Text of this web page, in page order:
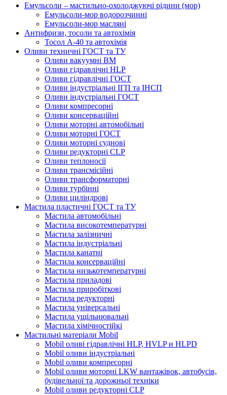
Емульсоли – мастильно-охолоджуючі рідини (мор)
Емульсоли-мор водорозчинні
Емульсоли-мор масляні
Антифризи, тосоли та автохімія
Тосол А-40 та автохімія
Оливи техничні ГОСТ та ТУ
Оливи вакуумні ВМ
Оливи гідравлічні HLP
Оливи гідравлічні ГОСТ
Оливи індустріальні ІГП та ІНСП
Оливи індустріальні ГОСТ
Оливи компресорні
Оливи консерваційні
Оливи моторні автомобільні
Оливи моторні ГОСТ
Оливи моторні суднові
Оливи редукторні CLP
Оливи теплоносії
Оливи трансмісійні
Оливи трансформаторні
Оливи турбінні
Оливи циліндрові
Мастила пластичні ГОСТ та ТУ
Мастила автомобільні
Мастила високотемпературні
Мастила залізничні
Мастила індустріальні
Мастила канатні
Мастила консерваційні
Мастила низькотемпературні
Мастила приладові
Мастила приробіткові
Мастила редукторні
Мастила універсальні
Мастила ущільнювальні
Мастила хімічностійкі
Мастильні матеріали Mobil
Mobil оливі гідравлічні HLP, HVLP и HLPD
Mobil оливи індустріальні
Mobil оливи компресорні
Mobil оливи моторні LKW вантажівок, автобусів,
будівельної та дорожньої техніки
Mobil оливи редукторні CLP